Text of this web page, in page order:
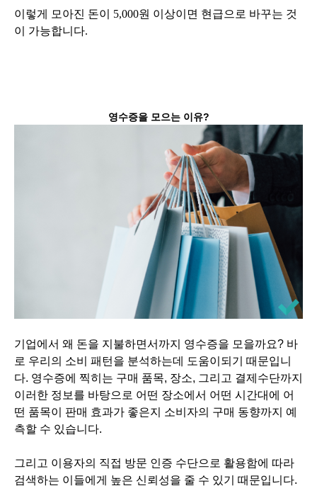
이렇게 모아진 돈이 5,000원 이상이면 현급으로 바꾸는 것
이 가능합니다.
영수증을 모으는 이유?
기업에서 왜 돈을 지불하면서까지 영수증을 모을까요? 바
로 우리의 소비 패턴을 분석하는데 도움이되기 때문입니
다. 영수증에 찍히는 구매 품목, 장소, 그리고 결제수단까지
이러한 정보를 바탕으로 어떤 장소에서 어떤 시간대에 어
떤 품목이 판매 효과가 좋은지 소비자의 구매 동향까지 예
측할 수 있습니다.
그리고 이용자의 직접 방문 인증 수단으로 활용함에 따라
검색하는 이들에게 높은 신뢰성을 줄 수 있기 때문입니다.